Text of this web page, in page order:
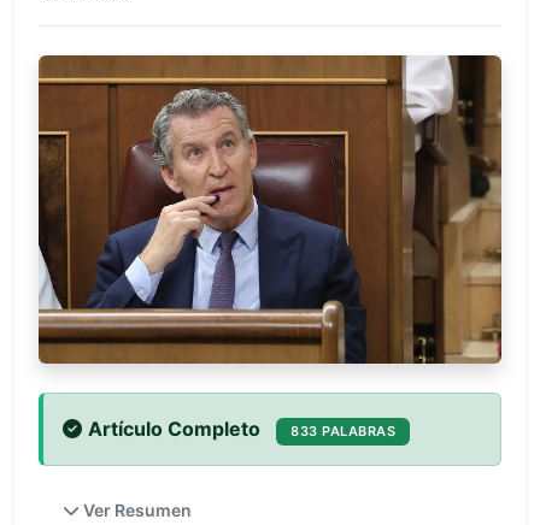
Artículo Completo 833 PALABRAS
Ver Resumen